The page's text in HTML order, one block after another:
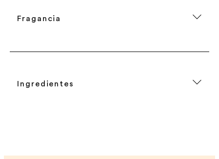
Fragancia
Ingredientes